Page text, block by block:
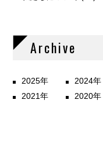
Archive
2025年 2024年
2021年
2020年